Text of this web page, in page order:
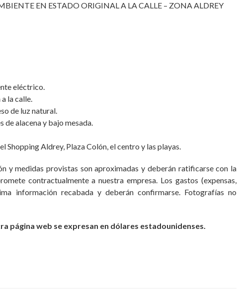
EN ESTADO ORIGINAL A LA CALLE – ZONA ALDREY
eléctrico.
la calle.
de luz natural.
de alacena y bajo mesada.
Shopping Aldrey, Plaza Colón, el centro y las playas.
y medidas provistas son aproximadas y deberán ratificarse con la
contractualmente a nuestra empresa. Los gastos (expensas,
información recabada y deberán confirmarse. Fotografías no
página web se expresan en dólares estadounidenses.